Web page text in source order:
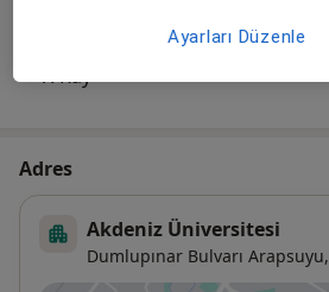
Tam Kan Sayımı-Hemogram
X-Ray
Adres
Akdeniz Üniversitesi
Dumlupınar Bulvarı Arapsuyu,
Ayarları Düzenle